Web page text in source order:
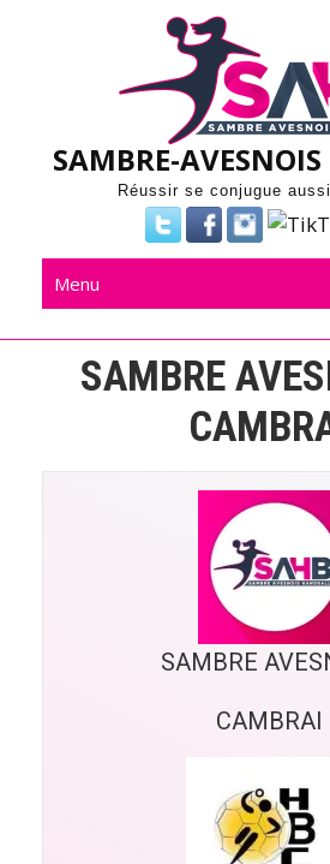
SAMBRE-
Réussir se conjugue
Menu
SAMBRE
SAMBRE
CAMBRAI